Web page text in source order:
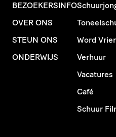
BEZOEKERSINFO
OVER ONS
STEUN ONS
ONDERWIJS
Word
Verhuur
Vacatures
Café
Schuur